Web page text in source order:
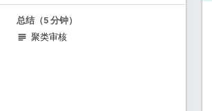
总结（5 分钟）
聚类审核